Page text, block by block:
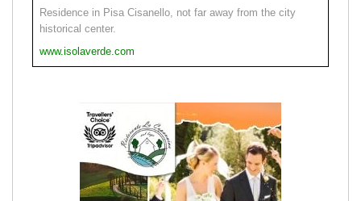
Residence in Pisa Cisanello, not far away from the city
historical center.
www.isolaverde.com